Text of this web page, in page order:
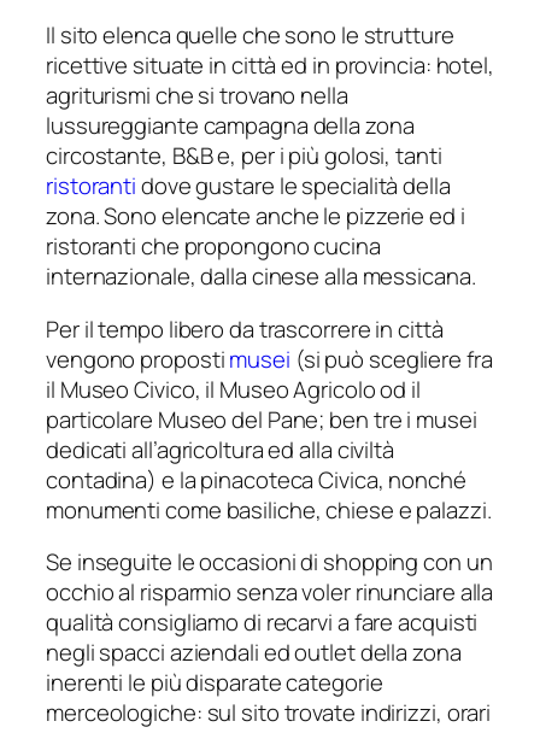
Il sito elenca quelle che sono le strutture
ricettive situate in città ed in provincia: hotel,
agriturismi che si trovano nella
lussureggiante campagna della zona
circostante, B&B e, per i più golosi, tanti
ristorantidove gustare le specialità della
zona. Sono elencate anche le pizzerie ed i
ristoranti che propongono cucina
internazionale, dalla cinese alla messicana.
Per il tempo libero da trascorrere in città
vengono propostimusei (si può scegliere fra
il Museo Civico, il Museo Agricolo od il
particolare Museo del Pane; ben tre i musei
dedicati all’agricoltura ed alla civiltà
contadina) e la pinacoteca Civica, nonché
monumenti come basiliche, chiese e palazzi.
Se inseguite le occasioni di shopping con un
occhio al risparmio senza voler rinunciare alla
qualità consigliamo di recarvi a fare acquisti
negli spacci aziendali ed outlet della zona
inerenti le più disparate categorie
merceologiche: sul sito trovate indirizzi, orari